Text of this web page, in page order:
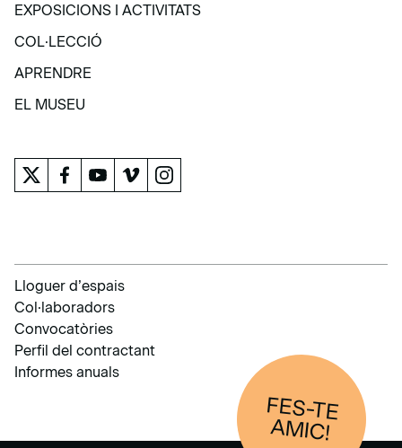
EXPOSICIONS I ACTIVITATS
EXPOSICIONS I ACTIVITATS
COL·LECCIÓ
COL·LECCIÓ
APRENDRE
APRENDRE
EL MUSEU
Lloguer d’espais
Col·laboradors
Convocatòries
Perfil del contractant
Informes anuals
FES-TE
AM
IC!